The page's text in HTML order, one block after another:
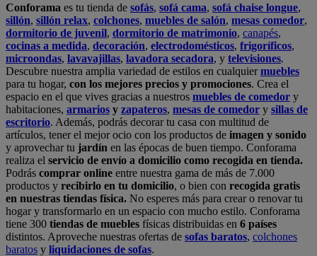
Conforama es tu tienda de sofás, sofá cama, sofá chaise longue,
sillón, sillón relax, colchones, muebles de salón, mesas comedor,
dormitorio de juvenil, dormitorio de matrimonio, canapés,
cocinas a medida, decoración, electrodomésticos, frigoríficos,
microondas, lavavajillas, lavadora secadora, y televisiones.
Descubre nuestra amplia variedad de estilos en cualquiermuebles
para tu hogar, con los mejores precios y promociones. Crea el
espacio en el que vives gracias a nuestros muebles de comedor y
habitaciones, armarios y zapateros, mesas de comedor y sillas de
escritorio. Además, podrás decorar tu casa con multitud de
artículos, tener el mejor ocio con los productos de imagen y sonido
y aprovechar tu jardín en las épocas de buen tiempo. Conforama
realiza el servicio de envío a domicilio como recogida en tienda.
Podrás comprar online entre nuestra gama de más de 7.000
productos y recibirlo en tu domicilio, o bien con recogida gratis
en nuestras tiendas física. No esperes más para crear o renovar tu
hogar y transformarlo en un espacio con mucho estilo. Conforama
tiene 300 tiendas de muebles físicas distribuidas en 6 países
distintos. Aproveche nuestras ofertas de sofas baratos, colchones
baratos y liquidaciones de sofas.